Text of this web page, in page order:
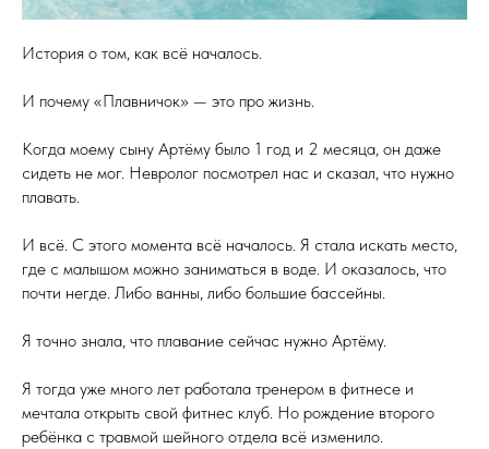
История о том, как всё началось.
И почему «Плавничок» — это про жизнь.
Когда моему сыну Артёму было 1 год и 2 месяца, он даже
сидеть не мог. Невролог посмотрел нас и сказал, что нужно
плавать.
И всё. С этого момента всё началось. Я стала искать место,
где с малышом можно заниматься в воде. И оказалось, что
почти негде. Либо ванны, либо большие бассейны.
Я точно знала, что плавание сейчас нужно Артёму.
Я тогда уже много лет работала тренером в фитнесе и
мечтала открыть свой фитнес клуб. Но рождение второго
ребёнка с травмой шейного отдела всё изменило.